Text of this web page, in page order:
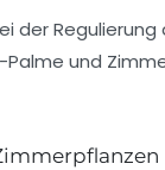
der Regulierung
und